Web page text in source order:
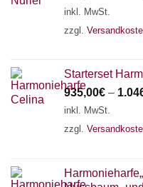
inkl. MwSt.
zzgl.
Starterset
935,00€ –
inkl. MwSt.
zzgl.